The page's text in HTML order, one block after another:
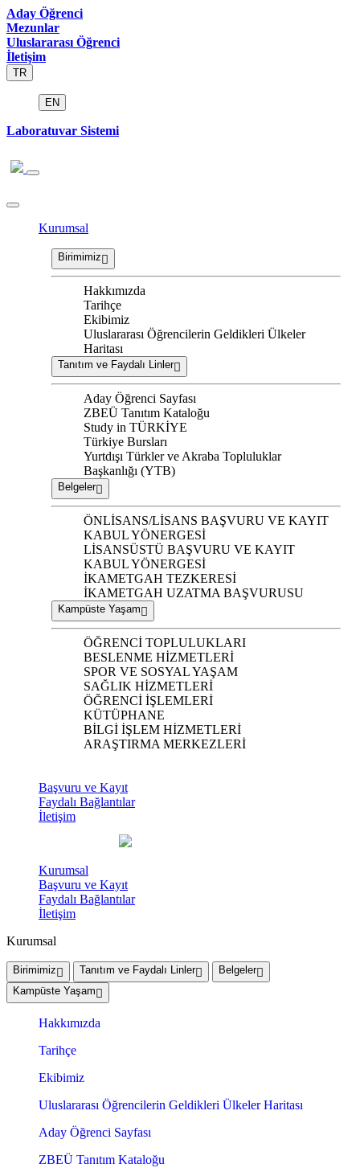
Aday Öğrenci
Mezunlar
Uluslararası Öğrenci
İletişim
TR
EN
Laboratuvar Sistemi
Kurumsal
Birimimiz
Hakkımızda
Tarihçe
Ekibimiz
Uluslararası Öğrencilerin Geldikleri Ülkeler
Haritası
Tanıtım ve Faydalı Linler
Aday Öğrenci Sayfası
ZBEÜ Tanıtım Kataloğu
Study in TÜRKİYE
Türkiye Bursları
Yurtdışı Türkler ve Akraba Topluluklar
Başkanlığı (YTB)
Belgeler
ÖNLİSANS/LİSANS BAŞVURU VE KAYIT
KABUL YÖNERGESİ
LİSANSÜSTÜ BAŞVURU VE KAYIT
KABUL YÖNERGESİ
İKAMETGAH TEZKERESİ
İKAMETGAH UZATMA BAŞVURUSU
Kampüste Yaşam
ÖĞRENCİ TOPLULUKLARI
BESLENME HİZMETLERİ
SPOR VE SOSYAL YAŞAM
SAĞLIK HİZMETLERİ
ÖĞRENCİ İŞLEMLERİ
KÜTÜPHANE
BİLGİ İŞLEM HİZMETLERİ
ARAŞTIRMA MERKEZLERİ
Başvuru ve Kayıt
Faydalı Bağlantılar
İletişim
Kurumsal
Başvuru ve Kayıt
Faydalı Bağlantılar
İletişim
Kurumsal
Birimimiz Tanıtım ve Faydalı Linler
Belgeler
Kampüste Yaşam
Hakkımızda
Tarihçe
Ekibimiz
Uluslararası Öğrencilerin Geldikleri Ülkeler Haritası
Aday Öğrenci Sayfası
ZBEÜ Tanıtım Kataloğu